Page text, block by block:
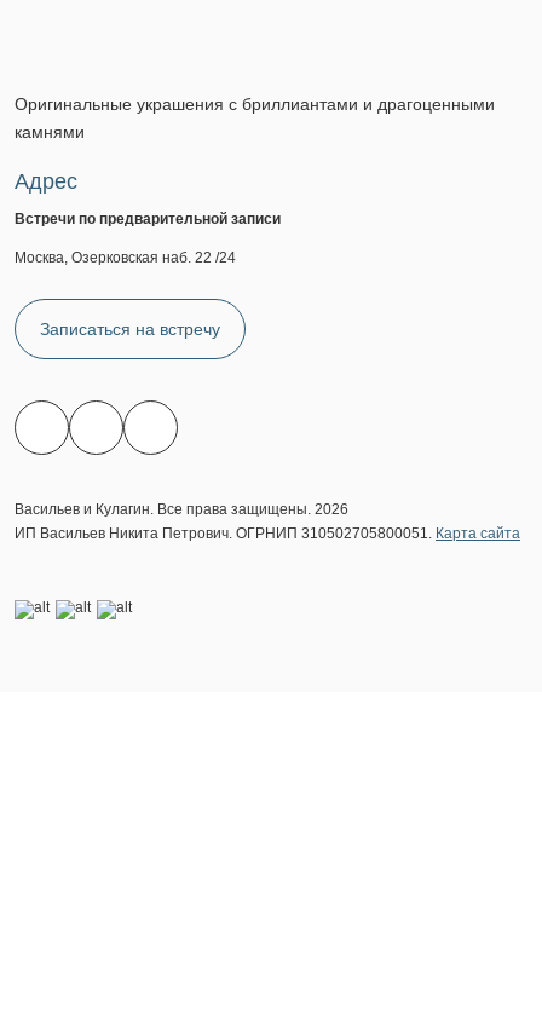
Оригинальные украшения с бриллиантами и драгоценными
камнями
Адрес
Встречи по предварительной записи
Москва, Озерковская наб. 22 /24
Записаться на встречу
Васильев и Кулагин. Все права защищены. 2026
ИП Васильев Никита Петрович. ОГРНИП 310502705800051. Карта сайта